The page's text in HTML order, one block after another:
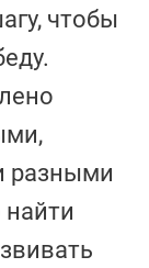
чтобы
разными